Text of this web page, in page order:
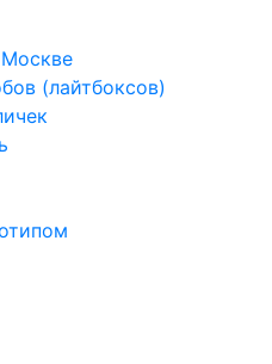
(лайтбоксов)